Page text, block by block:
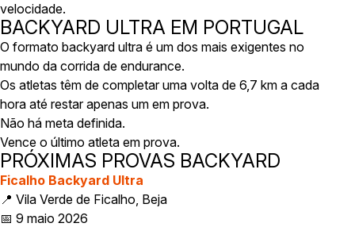
velocidade.
BACKYARD ULTRA EM PORTUGAL
O formato backyard ultra é um dos mais exigentes no
mundo da corrida de endurance.
Os atletas têm de completar uma volta de 6,7 km a cada
hora até restar apenas um em prova.
Não há meta definida.
Vence o último atleta em prova.
PRÓXIMAS PROVAS BACKYARD
Ficalho Backyard Ultra
📍 Vila Verde de Ficalho, Beja
📅 9 maio 2026